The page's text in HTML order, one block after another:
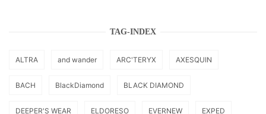
TAG-INDEX
ALTRA and wander ARC'TERYX AXESQUIN
BACH BlackDiamond BLACK DIAMOND
DEEPER'S WEAR ELDORESO EVERNEW EXPED